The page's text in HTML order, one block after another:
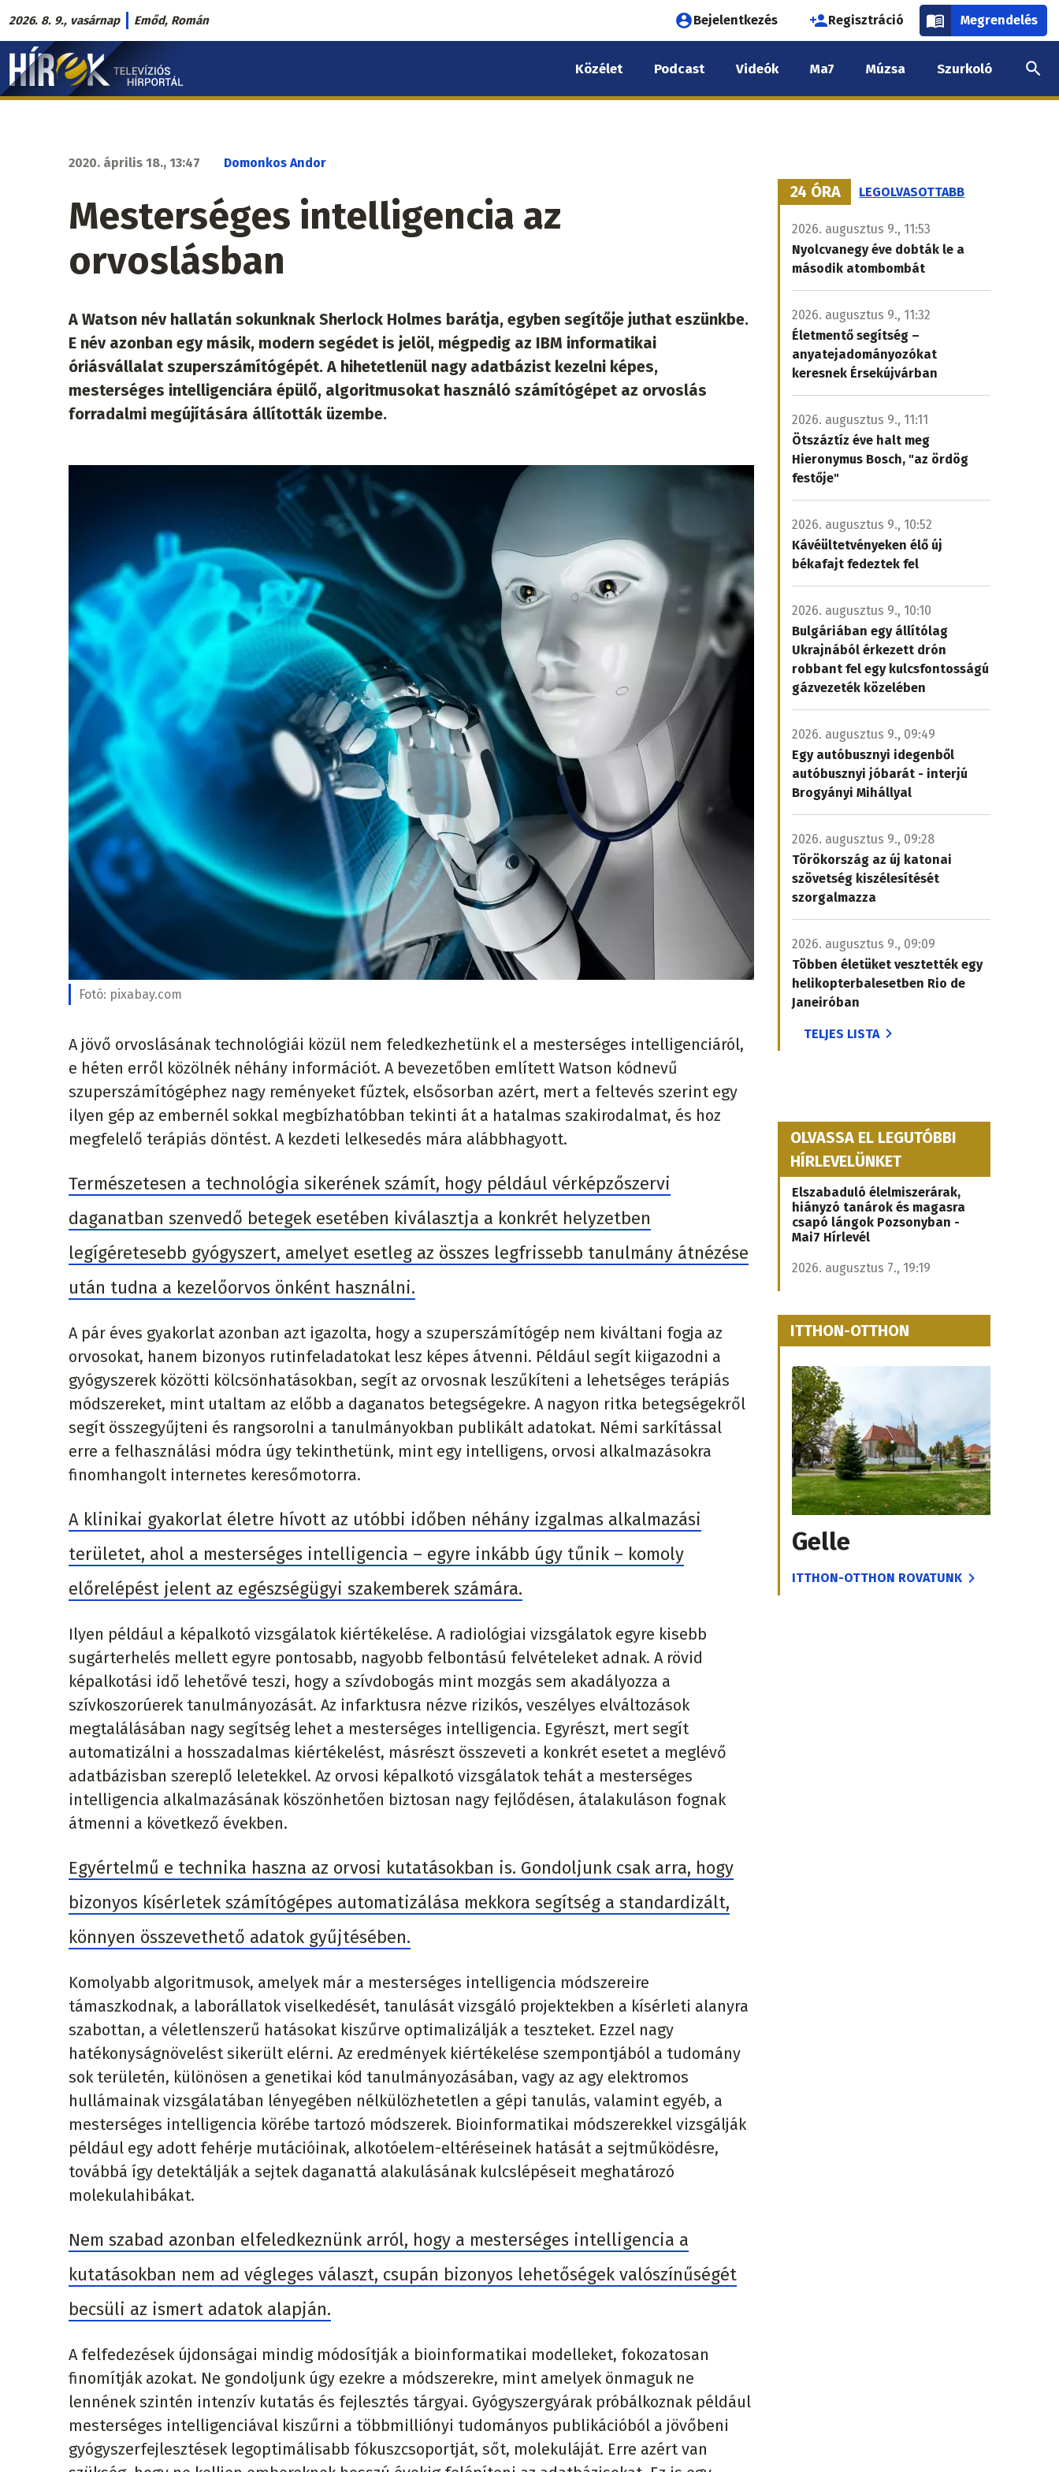
Ugrás
a
tartalomra
2026. 8. 9., vasárnap Emőd, Román
Felhasználói
fiók
menüje
Bejelentkezés Regisztráció Megrendelés
Hírek.sk
fő
Közélet Podcast Videók Ma7 Múzsa Szurkoló
2020. április 18., 13:47 Domonkos Andor
Mesterséges intelligencia az
orvoslásban
A Watson név hallatán sokunknak Sherlock Holmes barátja, egyben segítője juthat eszünkbe.
E név azonban egy másik, modern segédet is jelöl, mégpedig az IBM informatikai
óriásvállalat szuperszámítógépét. A hihetetlenül nagy adatbázist kezelni képes,
mesterséges intelligenciára épülő, algoritmusokat használó számítógépet az orvoslás
forradalmi megújítására állították üzembe.
Fotó: pixabay.com
A jövő orvoslásának technológiái közül nem feledkezhetünk el a mesterséges intelligenciáról,
e héten erről közölnék néhány információt. A bevezetőben említett Watson kódnevű
szuperszámítógéphez nagy reményeket fűztek, elsősorban azért, mert a feltevés szerint egy
ilyen gép az embernél sokkal megbízhatóbban tekinti át a hatalmas szakirodalmat, és hoz
megfelelő terápiás döntést. A kezdeti lelkesedés mára alábbhagyott.
Természetesen a technológia sikerének számít, hogy például vérképzőszervi
daganatban szenvedő betegek esetében kiválasztja a konkrét helyzetben
legígéretesebb gyógyszert, amelyet esetleg az összes legfrissebb tanulmány átnézése
után tudna a kezelőorvos önként használni.
A pár éves gyakorlat azonban azt igazolta, hogy a szuperszámítógép nem kiváltani fogja az
orvosokat, hanem bizonyos rutinfeladatokat lesz képes átvenni. Például segít kiigazodni a
gyógyszerek közötti kölcsönhatásokban, segít az orvosnak leszűkíteni a lehetséges terápiás
módszereket, mint utaltam az előbb a daganatos betegségekre. A nagyon ritka betegségekről
segít összegyűjteni és rangsorolni a tanulmányokban publikált adatokat. Némi sarkítással
erre a felhasználási módra úgy tekinthetünk, mint egy intelligens, orvosi alkalmazásokra
finomhangolt internetes keresőmotorra.
A klinikai gyakorlat életre hívott az utóbbi időben néhány izgalmas alkalmazási
területet, ahol a mesterséges intelligencia – egyre inkább úgy tűnik – komoly
előrelépést jelent az egészségügyi szakemberek számára.
Ilyen például a képalkotó vizsgálatok kiértékelése. A radiológiai vizsgálatok egyre kisebb
sugárterhelés mellett egyre pontosabb, nagyobb felbontású felvételeket adnak. A rövid
képalkotási idő lehetővé teszi, hogy a szívdobogás mint mozgás sem akadályozza a
szívkoszorúerek tanulmányozását. Az infarktusra nézve rizikós, veszélyes elváltozások
megtalálásában nagy segítség lehet a mesterséges intelligencia. Egyrészt, mert segít
automatizálni a hosszadalmas kiértékelést, másrészt összeveti a konkrét esetet a meglévő
adatbázisban szereplő leletekkel. Az orvosi képalkotó vizsgálatok tehát a mesterséges
intelligencia alkalmazásának köszönhetően biztosan nagy fejlődésen, átalakuláson fognak
átmenni a következő években.
Egyértelmű e technika haszna az orvosi kutatásokban is. Gondoljunk csak arra, hogy
bizonyos kísérletek számítógépes automatizálása mekkora segítség a standardizált,
könnyen összevethető adatok gyűjtésében.
Komolyabb algoritmusok, amelyek már a mesterséges intelligencia módszereire
támaszkodnak, a laborállatok viselkedését, tanulását vizsgáló projektekben a kísérleti alanyra
szabottan, a véletlenszerű hatásokat kiszűrve optimalizálják a teszteket. Ezzel nagy
hatékonyságnövelést sikerült elérni. Az eredmények kiértékelése szempontjából a tudomány
sok területén, különösen a genetikai kód tanulmányozásában, vagy az agy elektromos
hullámainak vizsgálatában lényegében nélkülözhetetlen a gépi tanulás, valamint egyéb, a
mesterséges intelligencia körébe tartozó módszerek. Bioinformatikai módszerekkel vizsgálják
például egy adott fehérje mutációinak, alkotóelem-eltéréseinek hatását a sejtműködésre,
továbbá így detektálják a sejtek daganattá alakulásának kulcslépéseit meghatározó
molekulahibákat.
Nem szabad azonban elfeledkeznünk arról, hogy a mesterséges intelligencia a
kutatásokban nem ad végleges választ, csupán bizonyos lehetőségek valószínűségét
becsüli az ismert adatok alapján.
A felfedezések újdonságai mindig módosítják a bioinformatikai modelleket, fokozatosan
finomítják azokat. Ne gondoljunk úgy ezekre a módszerekre, mint amelyek önmaguk ne
lennének szintén intenzív kutatás és fejlesztés tárgyai. Gyógyszergyárak próbálkoznak például
mesterséges intelligenciával kiszűrni a többmilliónyi tudományos publikációból a jövőbeni
gyógyszerfejlesztések legoptimálisabb fókuszcsoportját, sőt, molekuláját. Erre azért van
24 ÓRA LEGOLVASOTTABB
2026. augusztus 9., 11:53
Nyolcvanegy éve dobták le a
második atombombát
2026. augusztus 9., 11:32
Életmentő segítség –
anyatejadományozókat
keresnek Érsekújvárban
2026. augusztus 9., 11:11
Ötszáztíz éve halt meg
Hieronymus Bosch, "az ördög
festője"
2026. augusztus 9., 10:52
Kávéültetvényeken élő új
békafajt fedeztek fel
2026. augusztus 9., 10:10
Bulgáriában egy állítólag
Ukrajnából érkezett drón
robbant fel egy kulcsfontosságú
gázvezeték közelében
2026. augusztus 9., 09:49
Egy autóbusznyi idegenből
autóbusznyi jóbarát - interjú
Brogyányi Mihállyal
2026. augusztus 9., 09:28
Törökország az új katonai
szövetség kiszélesítését
szorgalmazza
2026. augusztus 9., 09:09
Többen életüket vesztették egy
helikopterbalesetben Rio de
Janeiróban
TELJES LISTA
OLVASSA EL LEGUTÓBBI
HÍRLEVELÜNKET
Elszabaduló élelmiszerárak,
hiányzó tanárok és magasra
csapó lángok Pozsonyban -
Mai7 Hírlevél
2026. augusztus 7., 19:19
ITTHON-OTTHON
Gelle
ITTHON-OTTHON ROVATUNK